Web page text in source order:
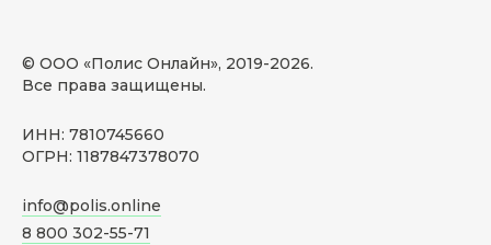
© ООО «Полис Онлайн», 2019-2026.
Все права защищены.
ИНН: 7810745660
ОГРН: 1187847378070
info@polis.online
8 800 302-55-71